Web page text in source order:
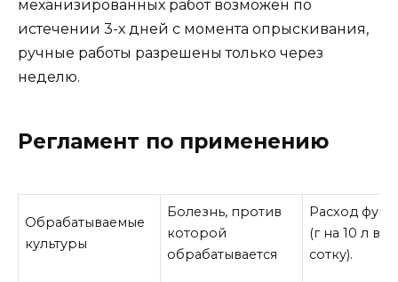
механизированных работ возможен по
истечении 3-х дней с момента опрыскивания,
ручные работы разрешены только через
неделю.
Регламент по применению
Обрабатываемые
культуры
Болезнь, против
которой
обрабатывается
Расход
(г на 10 л
сотку).